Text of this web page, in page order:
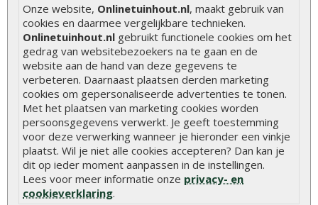
Onze website, Onlinetuinhout.nl, maakt gebruik van
cookies en daarmee vergelijkbare technieken.
Onlinetuinhout.nl gebruikt functionele cookies om het
gedrag van websitebezoekers na te gaan en de
website aan de hand van deze gegevens te
verbeteren. Daarnaast plaatsen derden marketing
cookies om gepersonaliseerde advertenties te tonen.
Met het plaatsen van marketing cookies worden
persoonsgegevens verwerkt. Je geeft toestemming
voor deze verwerking wanneer je hieronder een vinkje
plaatst. Wil je niet alle cookies accepteren? Dan kan je
dit op ieder moment aanpassen in de instellingen.
Lees voor meer informatie onze privacy- en
cookieverklaring.
Hoe schutting plaatsen
De 9 beste tuinschermen van Onlinetuinhout.nl
Stijlvolle houtsoorten voor in de tuin
Duurzame tuin
Welke palen voor een schapenhek
Alle populaire categorieën
Tuinhout
Schutting
Tuindeuren